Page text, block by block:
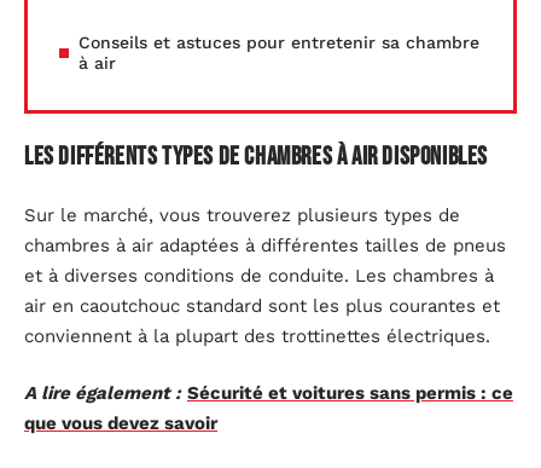
Conseils et astuces pour entretenir sa chambre
à air
Les différents types de chambres à air disponibles
Sur le marché, vous trouverez plusieurs types de
chambres à air adaptées à différentes tailles de pneus
et à diverses conditions de conduite. Les chambres à
air en caoutchouc standard sont les plus courantes et
conviennent à la plupart des trottinettes électriques.
A lire également : Sécurité et voitures sans permis : ce
que vous devez savoir